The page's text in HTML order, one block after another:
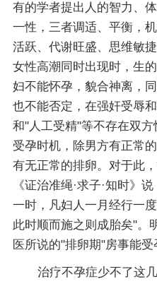
有的学者提出人的智力、
一性，三者调适、平衡，
活跃、代谢旺盛、思维敏
女性高潮同时出现时，生
妇不能怀孕，貌合神离，
也不能否定，在强奸受辱
和"人工受精"等不存在双
受孕时机，除男方有正常
有无正常的排卵。对于此
《证治准绳·求子·知时》
一时，凡妇人一月经行一
此时顺而施之则成胎矣"。
医所说的"排卵期"房事能受
治疗不孕症少不了这